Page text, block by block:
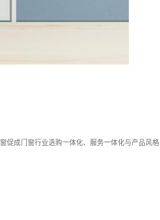
促成门窗行业选购一体化、服务一体化与产品风格